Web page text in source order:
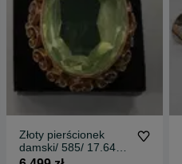
Złoty pierścionek
damski/ 585/ 17.64
gram/ R16/ Chryzolit/